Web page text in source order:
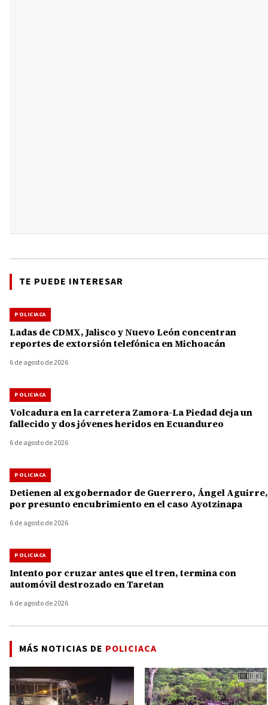
TE PUEDE INTERESAR
POLICIACA
Ladas de CDMX, Jalisco y Nuevo León concentran
reportes de extorsión telefónica en Michoacán
6 de agosto de 2026
POLICIACA
Volcadura en la carretera Zamora-La Piedad deja un
fallecido y dos jóvenes heridos en Ecuandureo
6 de agosto de 2026
POLICIACA
Detienen al exgobernador de Guerrero, Ángel Aguirre,
por presunto encubrimiento en el caso Ayotzinapa
6 de agosto de 2026
POLICIACA
Intento por cruzar antes que el tren, termina con
automóvil destrozado en Taretan
6 de agosto de 2026
MÁS NOTICIAS DE POLICIACA